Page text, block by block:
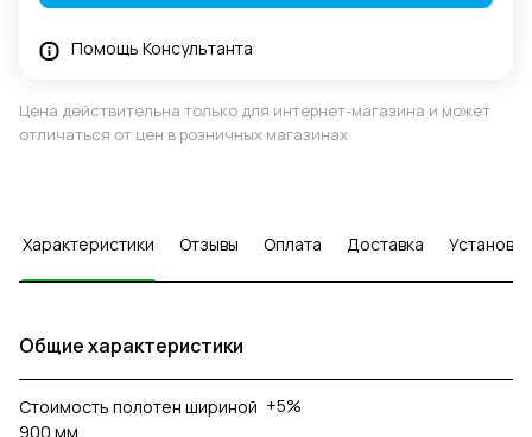
Помощь Консультанта
Цена действительна только для интернет-магазина и может
отличаться от цен в розничных магазинах
Характеристики Отзывы Оплата Доставка Установка
Общие характеристики
Стоимость полотен шириной
900 мм
+5%